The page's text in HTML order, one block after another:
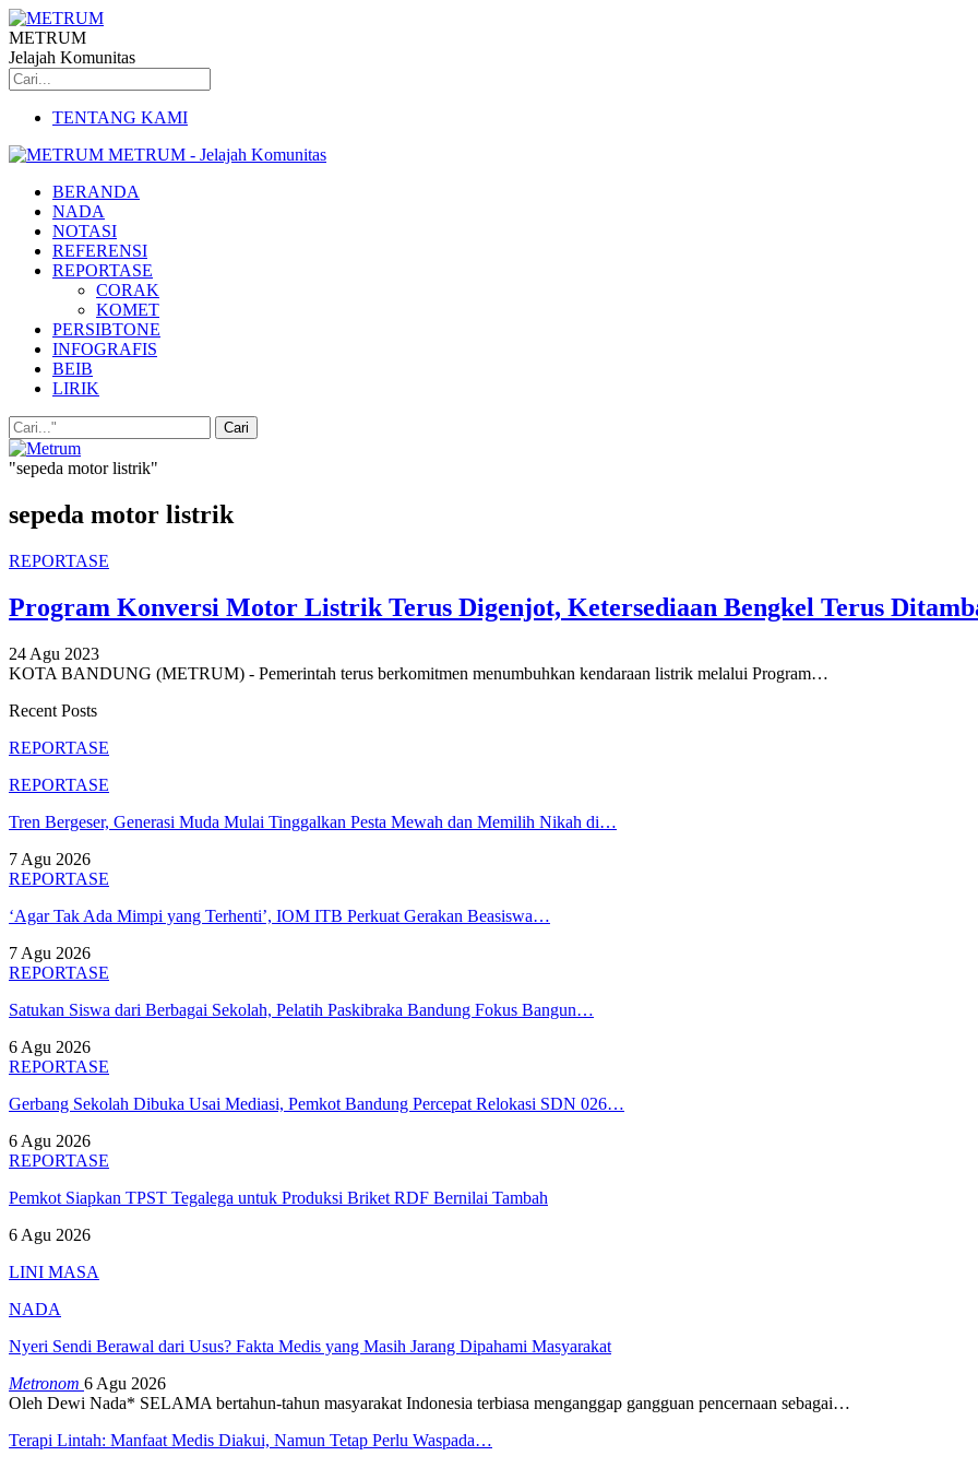
METRUM
Jelajah Komunitas
TENTANG KAMI
METRUM - Jelajah Komunitas
BERANDA
NADA
NOTASI
REFERENSI
REPORTASE
CORAK
KOMET
PERSIBTONE
INFOGRAFIS
BEIB
LIRIK
"sepeda motor listrik"
sepeda motor listrik
REPORTASE
Program Konversi Motor Listrik Terus Digenjot, Ketersediaan Bengkel Terus
24 Agu 2023
KOTA BANDUNG (METRUM) - Pemerintah terus berkomitmen menumbuhkan kendaraan listrik melalui Program…
Recent Posts
REPORTASE
REPORTASE
Tren Bergeser, Generasi Muda Mulai Tinggalkan Pesta Mewah dan Memilih Nikah di…
7 Agu 2026
REPORTASE
‘Agar Tak Ada Mimpi yang Terhenti’, IOM ITB Perkuat Gerakan Beasiswa…
7 Agu 2026
REPORTASE
Satukan Siswa dari Berbagai Sekolah, Pelatih Paskibraka Bandung Fokus Bangun…
6 Agu 2026
REPORTASE
Gerbang Sekolah Dibuka Usai Mediasi, Pemkot Bandung Percepat Relokasi SDN 026…
6 Agu 2026
REPORTASE
Pemkot Siapkan TPST Tegalega untuk Produksi Briket RDF Bernilai Tambah
6 Agu 2026
LINI MASA
NADA
Nyeri Sendi Berawal dari Usus? Fakta Medis yang Masih Jarang Dipahami Masyarakat
Metronom 6 Agu 2026
Oleh Dewi Nada* SELAMA bertahun-tahun masyarakat Indonesia terbiasa menganggap gangguan pencernaan sebagai…
Terapi Lintah: Manfaat Medis Diakui, Namun Tetap Perlu Waspada…